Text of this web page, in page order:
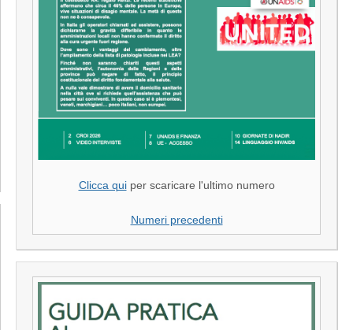
Clicca quiper scaricare l'ultimo numero
Numeri precedenti